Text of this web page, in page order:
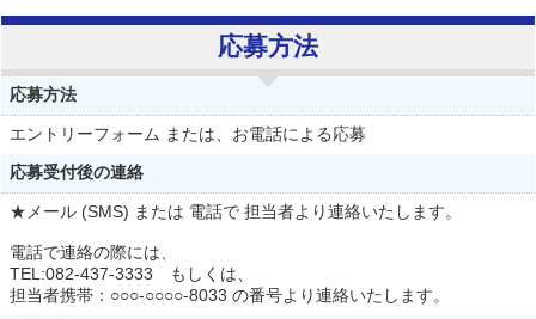
応募方法
応募方法
エントリーフォーム または、お電話による応募
応募受付後の連絡
★メール (SMS) または 電話で 担当者より連絡いたします。
電話で連絡の際には、
TEL:082-437-3333 もしくは、
担当者携帯：○○○-○○○○-8033 の番号より連絡いたします。